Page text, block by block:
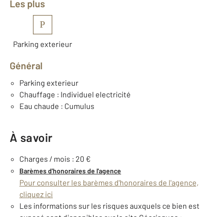
Les plus
P
Parking exterieur
Général
Parking exterieur
Chauffage : Individuel electricité
Eau chaude : Cumulus
À savoir
Charges / mois : 20 €
Barèmes d'honoraires de l'agence
Pour consulter les barèmes d'honoraires de l'agence,
cliquez ici
Les informations sur les risques auxquels ce bien est